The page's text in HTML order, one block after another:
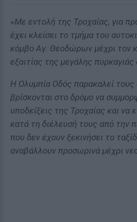
«Με εντολή της Τροχαίας, για
έχει κλείσει το τμήμα του
κόμβο Αγ. Θεοδώρων μέχρι τον
εξαιτίας της μεγάλης
Η Ολυμπία Οδός παρακαλεί τους
βρίσκονται στο δρόμο να
υποδείξεις της Τροχαίας και να
κατά τη διέλευσή τους από την
που δεν έχουν ξεκινήσει το
αναβάλλουν προσωρινά μέχρι